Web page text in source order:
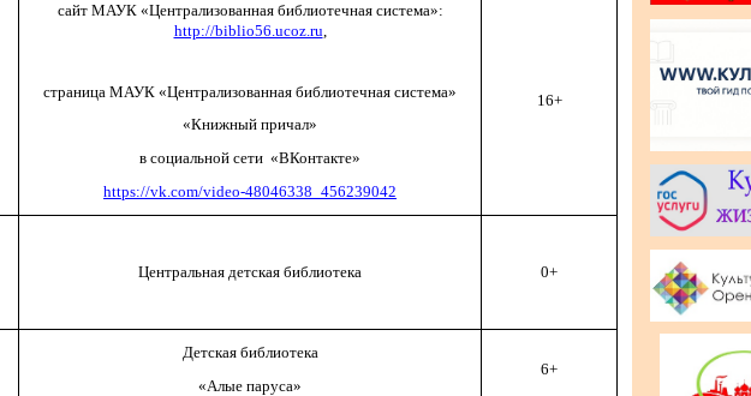
сайт МАУК «Централизованная библиотечная система»:
http://biblio56.ucoz.ru,
страница МАУК «Централизованная библиотечная система»
«Книжный причал»
в социальной сети «ВКонтакте»
https://vk.com/video-48046338_456239042
16+
Центральная детская библиотека 0+
Детская библиотека
«Алые паруса»
6+